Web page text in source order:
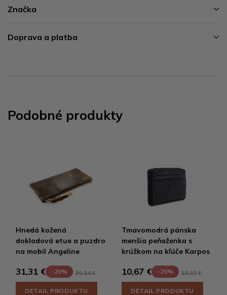
Značka
Doprava a platba
Podobné produkty
Hnedá kožená
dokladová etue a puzdro
na mobil Angeline
31,31 € -20% 39,14 €
DETAIL PRODUKTU
Tmavomodrá pánska
menšia peňaženka s
krúžkom na kľúče Karpos
10,67 € -20% 13,33 €
DETAIL PRODUKTU